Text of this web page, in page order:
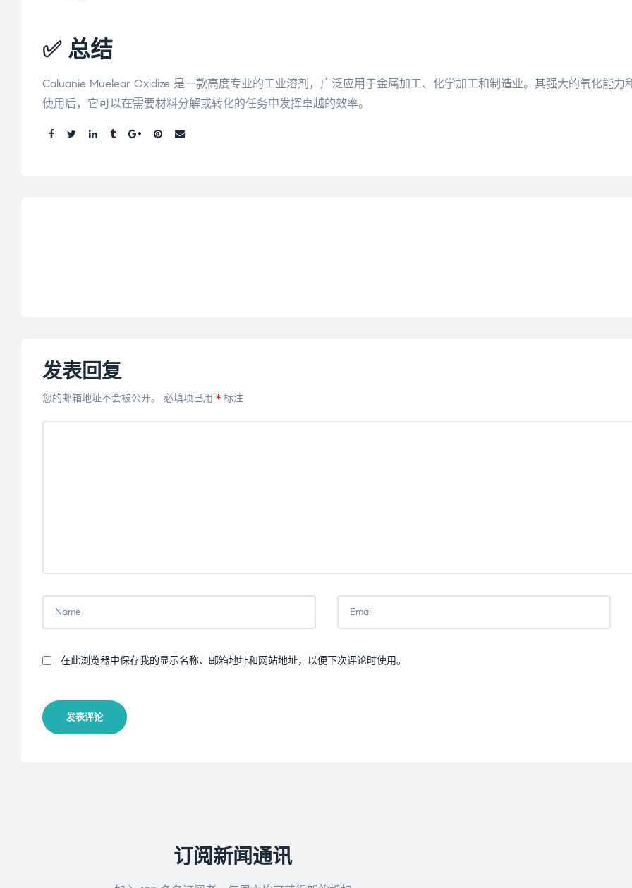
✅ 总结
Caluanie Muelear Oxidize 是一款高度专业的工业溶剂，广泛应用于金属加工、化学加工和制造业。其强大的氧化能
使用后，它可以在需要材料分解或转化的任务中发挥卓越的效率。
发表回复
您的邮箱地址不会被公开。 必填项已用 * 标注
在此浏览器中保存我的显示名称、邮箱地址和网站地址，以便下次评论时使用。
发表评论
订阅新闻通讯